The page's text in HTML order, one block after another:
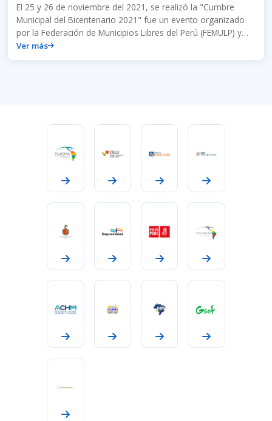
El 25 y 26 de noviembre del 2021, se realizó la "Cumbre
Municipal del Bicentenario 2021" fue un evento organizado
por la Federación de Municipios Libres del Perú (FEMULP) y
FLACMA para establecer un diálogo entre el gobierno central
Ver más